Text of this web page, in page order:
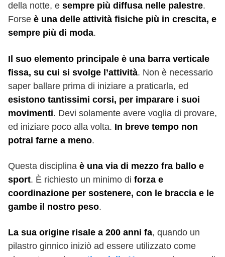
della notte, e sempre più diffusa nelle palestre.
Forse è una delle attività fisiche più in crescita, e
sempre più di moda.
Il suo elemento principale è una barra verticale
fissa, su cui si svolge l’attività. Non è necessario
saper ballare prima di iniziare a praticarla, ed
esistono tantissimi corsi, per imparare i suoi
movimenti. Devi solamente avere voglia di provare,
ed iniziare poco alla volta. In breve tempo non
potrai farne a meno.
Questa disciplina è una via di mezzo fra ballo e
sport. È richiesto un minimo di forza e
coordinazione per sostenere, con le braccia e le
gambe il nostro peso.
La sua origine risale a 200 anni fa, quando un
pilastro ginnico iniziò ad essere utilizzato come